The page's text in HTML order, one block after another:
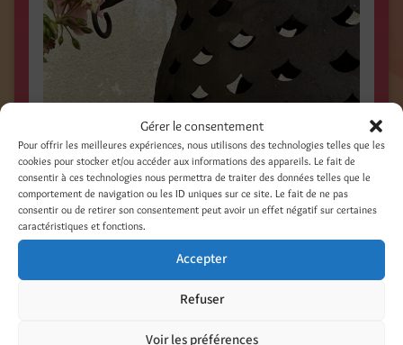
Gérer le consentement
Pour offrir les meilleures expériences, nous utilisons des technologies telles que les
cookies pour stocker et/ou accéder aux informations des appareils. Le fait de
consentir à ces technologies nous permettra de traiter des données telles que le
comportement de navigation ou les ID uniques sur ce site. Le fait de ne pas
consentir ou de retirer son consentement peut avoir un effet négatif sur certaines
caractéristiques et fonctions.
Accepter
Refuser
Voir les préférences